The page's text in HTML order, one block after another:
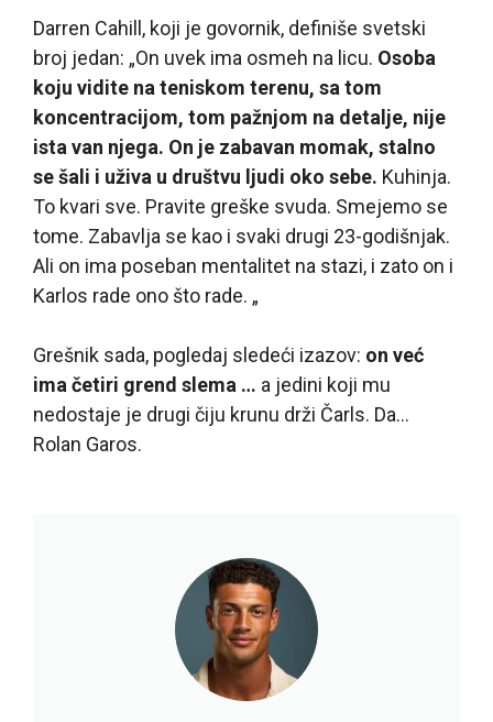
Darren Cahill, koji je govornik, definiše svetski
broj jedan: „On uvek ima osmeh na licu. Osoba
koju vidite na teniskom terenu, sa tom
koncentracijom, tom pažnjom na detalje, nije
ista van njega. On je zabavan momak, stalno
se šali i uživa u društvu ljudi oko sebe. Kuhinja.
To kvari sve. Pravite greške svuda. Smejemo se
tome. Zabavlja se kao i svaki drugi 23-godišnjak.
Ali on ima poseban mentalitet na stazi, i zato on i
Karlos rade ono što rade. „
Grešnik sada, pogledaj sledeći izazov: on već
ima četiri grend slema … a jedini koji mu
nedostaje je drugi čiju krunu drži Čarls. Da…
Rolan Garos.